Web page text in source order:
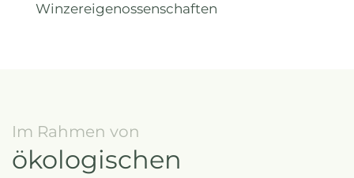
Winzereigenossenschaften
Im Rahmen von
ökologischen